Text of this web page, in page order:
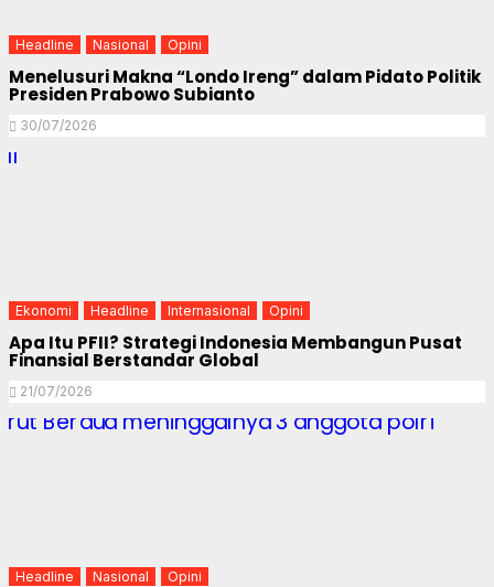
Headline Nasional Opini
Menelusuri Makna “Londo Ireng” dalam Pidato Politik
Presiden Prabowo Subianto
30/07/2026
Ekonomi Headline Internasional Opini
Apa Itu PFII? Strategi Indonesia Membangun Pusat
Finansial Berstandar Global
21/07/2026
Headline Nasional Opini